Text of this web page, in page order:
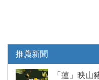
推薦新聞
「蓮」映